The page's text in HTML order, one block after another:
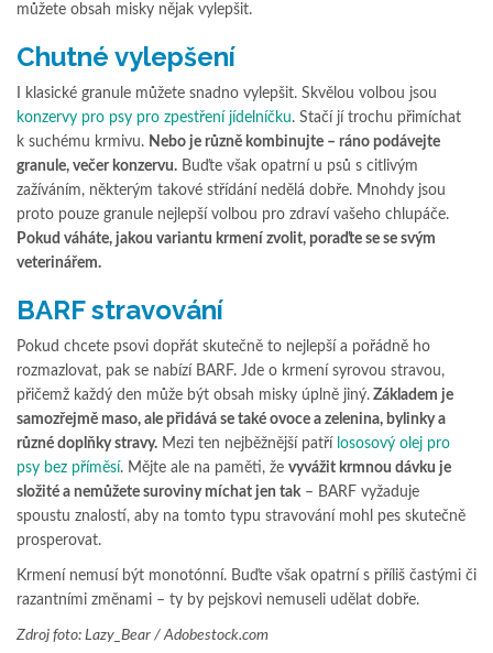
můžete obsah misky nějak vylepšit.
Chutné vylepšení
I klasické granule můžete snadno vylepšit. Skvělou volbou jsou
konzervy pro psy pro zpestření jídelníčku. Stačí jí trochu přimíchat
k suchému krmivu. Nebo je různě kombinujte – ráno podávejte
granule, večer konzervu. Buďte však opatrní u psů s citlivým
zažíváním, některým takové střídání nedělá dobře. Mnohdy jsou
proto pouze granule nejlepší volbou pro zdraví vašeho chlupáče.
Pokud váháte, jakou variantu krmení zvolit, poraďte se se svým
veterinářem.
BARF stravování
Pokud chcete psovi dopřát skutečně to nejlepší a pořádně ho
rozmazlovat, pak se nabízí BARF. Jde o krmení syrovou stravou,
přičemž každý den může být obsah misky úplně jiný. Základem je
samozřejmě maso, ale přidává se také ovoce a zelenina, bylinky a
různé doplňky stravy. Mezi ten nejběžnější patří lososový olej pro
psy bez příměsí. Mějte ale na paměti, že vyvážit krmnou dávku je
složité a nemůžete suroviny míchat jen tak – BARF vyžaduje
spoustu znalostí, aby na tomto typu stravování mohl pes skutečně
prosperovat.
Krmení nemusí být monotónní. Buďte však opatrní s příliš častými či
razantními změnami – ty by pejskovi nemuseli udělat dobře.
Zdroj foto: Lazy_Bear / Adobestock.com